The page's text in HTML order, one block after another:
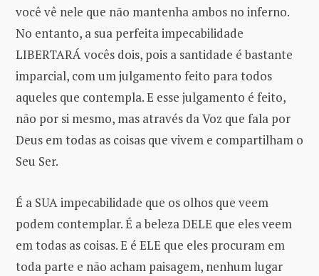
você vê nele que não mantenha ambos no inferno.
No entanto, a sua perfeita impecabilidade
LIBERTARÁ vocês dois, pois a santidade é bastante
imparcial, com um julgamento feito para todos
aqueles que contempla. E esse julgamento é feito,
não por si mesmo, mas através da Voz que fala por
Deus em todas as coisas que vivem e compartilham o
Seu Ser.
É a SUA impecabilidade que os olhos que veem
podem contemplar. É a beleza DELE que eles veem
em todas as coisas. E é ELE que eles procuram em
toda parte e não acham paisagem, nenhum lugar